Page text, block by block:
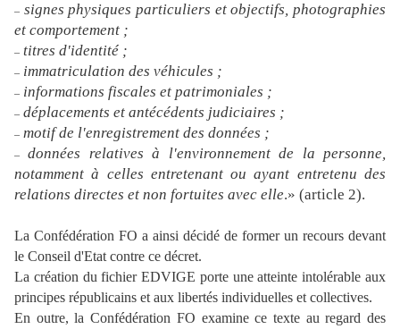
– signes physiques particuliers et objectifs, photographies
et comportement ;
– titres d'identité ;
– immatriculation des véhicules ;
– informations fiscales et patrimoniales ;
– déplacements et antécédents judiciaires ;
– motif de l'enregistrement des données ;
–
données relatives à l'environnement de la personne,
notamment à celles entretenant ou ayant entretenu des
relations directes et non fortuites avec elle.» (article 2).
La Confédération FO a ainsi décidé de former un recours devant
le Conseil d'Etat contre ce décret.
La création du fichier EDVIGE porte une atteinte intolérable aux
principes républicains et aux libertés individuelles et collectives.
En outre, la Confédération FO examine ce texte au regard des